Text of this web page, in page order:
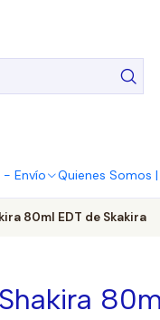
Envío Quienes Somos
80ml EDT de Skakira